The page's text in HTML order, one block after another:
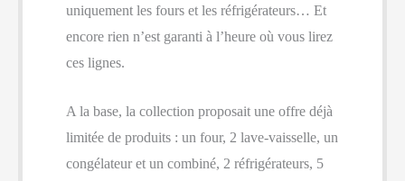
uniquement les fours et les réfrigérateurs… Et
encore rien n’est garanti à l’heure où vous lirez
ces lignes.
A la base, la collection proposait une offre déjà
limitée de produits : un four, 2 lave-vaisselle, un
congélateur et un combiné, 2 réfrigérateurs, 5